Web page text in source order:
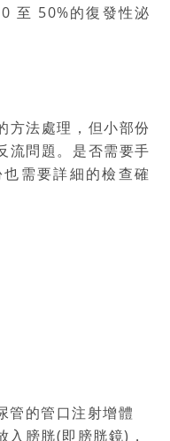
至 50%的復發性泌
方法處理，但小部份
流問題。是否需要手
需要詳細的檢查確
管的管口注射增體
膀胱(即膀胱鏡)，